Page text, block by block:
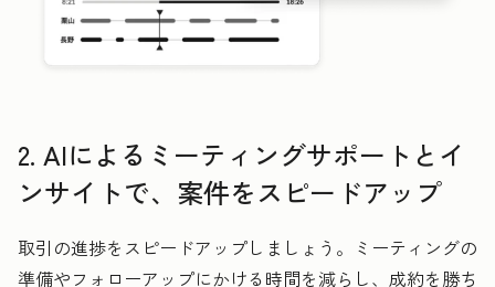
2. AIによるミーティングサポートとイ
ンサイトで、案件をスピードアップ
取引の進捗をスピードアップしましょう。ミーティングの
準備やフォローアップにかける時間を減らし、成約を勝ち